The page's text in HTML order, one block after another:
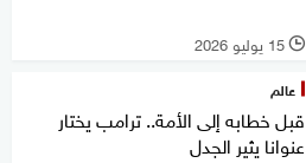
l 15 يوليو 2026
عالم
قبل خطابه إلى الأمة.. ترامب يختار
عنوانا يثير الجدل